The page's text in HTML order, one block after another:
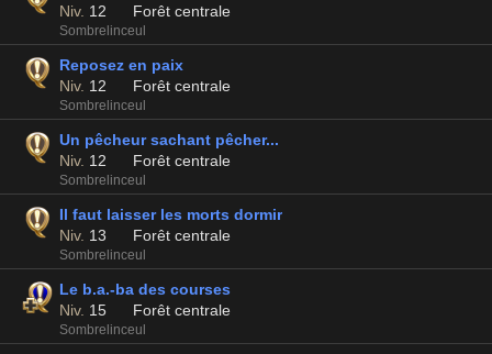
Niv. 12 Forêt centrale
Sombrelinceul
Reposez en paix
Niv. 12 Forêt centrale
Sombrelinceul
Un pêcheur sachant pêcher...
Niv. 12 Forêt centrale
Sombrelinceul
Il faut laisser les morts dormir
Niv. 13 Forêt centrale
Sombrelinceul
Le b.a.-ba des courses
Niv. 15 Forêt centrale
Sombrelinceul